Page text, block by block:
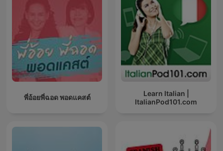
พี่อ้อยพี่ฉอด พอดแคสต์
Learn Italian |
ItalianPod101.com